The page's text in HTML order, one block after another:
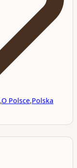
,O Polsce,Polska